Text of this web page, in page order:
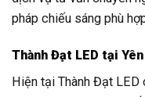
pháp chiếu sáng phù
Thành Đạt LED tại
Hiện tại Thành Đạt LED